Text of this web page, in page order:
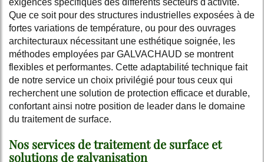
Que ce soit pour des structures industrielles exposées à de
fortes variations de température, ou pour des ouvrages
architecturaux nécessitant une esthétique soignée, les
méthodes employées par GALVACHAUD se montrent
flexibles et performantes. Cette adaptabilité technique fait
de notre service un choix privilégié pour tous ceux qui
recherchent une solution de protection efficace et durable,
confortant ainsi notre position de leader dans le domaine
du traitement de surface.
Nos services de traitement de surface et
solutions de galvanisation